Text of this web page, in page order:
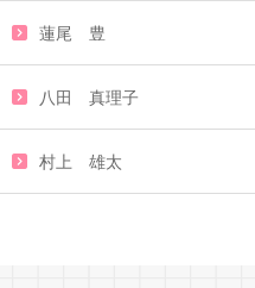
蓮尾 豊
八田 真理子
村上 雄太